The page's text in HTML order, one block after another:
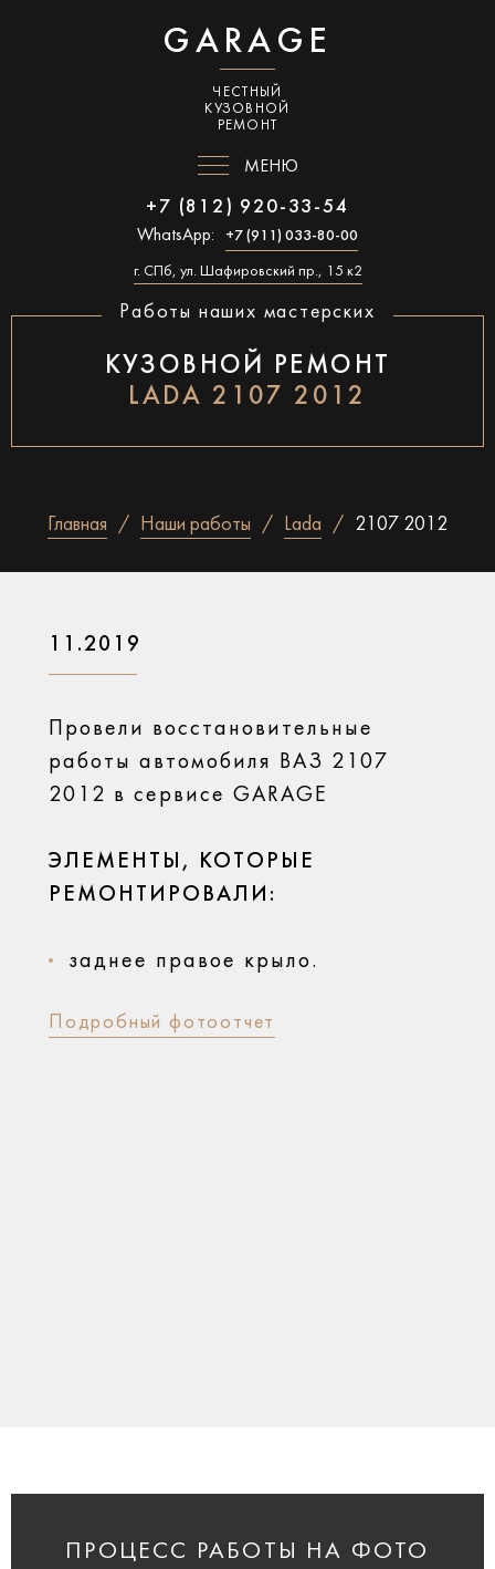
GARAGE
ЧЕСТНЫЙ
КУЗОВНОЙ
РЕМОНТ
МЕНЮ
+7 (812) 920-33-54
WhatsApp: +7 (911) 033-80-00
г. СПб, ул. Шафировский пр., 15 к2
Работы наших мастерских
КУЗОВНОЙ РЕМОНТ
LADA 2107 2012
Главная Наши работы Lada 2107 2012
11.2019
Провели восстановительные
работы автомобиля ВАЗ 2107
2012 в сервисе GARAGE
ЭЛЕМЕНТЫ, КОТОРЫЕ
РЕМОНТИРОВАЛИ:
заднее правое крыло.
Подробный фотоотчет
ПРОЦЕСС РАБОТЫ НА ФОТО